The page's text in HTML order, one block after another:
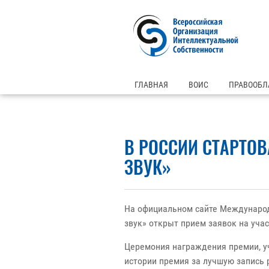
ГЛАВНАЯ ВОИС
В РОССИИ
ЗВУК»
На официальном сайте
звук» открыт прием заявок на
Церемония награждения премии,
истории премия за лучшую